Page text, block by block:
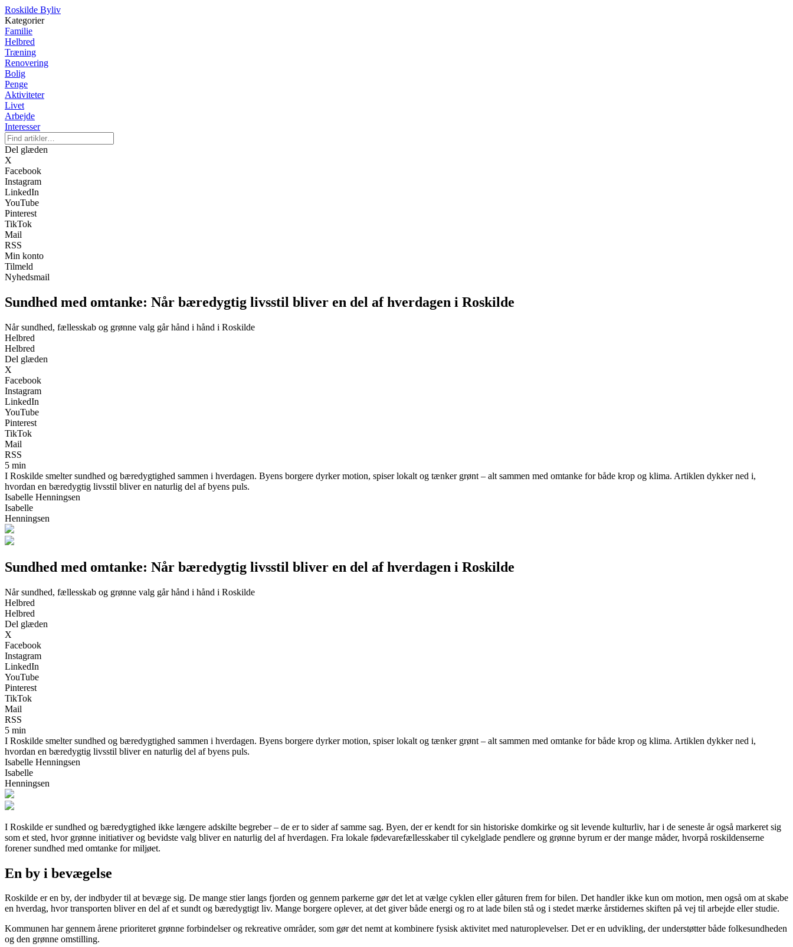
Roskilde Byliv
Kategorier
Familie
Helbred
Træning
Renovering
Bolig
Penge
Aktiviteter
Livet
Arbejde
Interesser
Del glæden
X
Facebook
Instagram
LinkedIn
YouTube
Pinterest
TikTok
Mail
RSS
Min konto
Tilmeld
Nyhedsmail
Sundhed med omtanke: Når bæredygtig livsstil bliver en del af hverdagen i Roskilde
Når sundhed, fællesskab og grønne valg går hånd i hånd i Roskilde
Helbred
Helbred
Del glæden
X
Facebook
Instagram
LinkedIn
YouTube
Pinterest
TikTok
Mail
RSS
5 min
I Roskilde smelter sundhed og bæredygtighed sammen i hverdagen. Byens borgere dyrker motion, spiser lokalt og tænker grønt – alt sammen med omtanke for både krop og klima. Artiklen dykker ned i,
hvordan en bæredygtig livsstil bliver en naturlig del af byens puls.
Isabelle Henningsen
Isabelle
Henningsen
Sundhed med omtanke: Når bæredygtig livsstil bliver en del af hverdagen i Roskilde
Når sundhed, fællesskab og grønne valg går hånd i hånd i Roskilde
Helbred
Helbred
Del glæden
X
Facebook
Instagram
LinkedIn
YouTube
Pinterest
TikTok
Mail
RSS
5 min
I Roskilde smelter sundhed og bæredygtighed sammen i hverdagen. Byens borgere dyrker motion, spiser lokalt og tænker grønt – alt sammen med omtanke for både krop og klima. Artiklen dykker ned i,
hvordan en bæredygtig livsstil bliver en naturlig del af byens puls.
Isabelle Henningsen
Isabelle
Henningsen
I Roskilde er sundhed og bæredygtighed ikke længere adskilte begreber – de er to sider af samme sag. Byen, der er kendt for sin historiske domkirke og sit levende kulturliv, har i de seneste år også markeret sig
som et sted, hvor grønne initiativer og bevidste valg bliver en naturlig del af hverdagen. Fra lokale fødevarefællesskaber til cykelglade pendlere og grønne byrum er der mange måder, hvorpå roskildenserne
forener sundhed med omtanke for miljøet.
En by i bevægelse
Roskilde er en by, der indbyder til at bevæge sig. De mange stier langs fjorden og gennem parkerne gør det let at vælge cyklen eller gåturen frem for bilen. Det handler ikke kun om motion, men også om at skabe
en hverdag, hvor transporten bliver en del af et sundt og bæredygtigt liv. Mange borgere oplever, at det giver både energi og ro at lade bilen stå og i stedet mærke årstidernes skiften på vej til arbejde eller studie.
Kommunen har gennem årene prioriteret grønne forbindelser og rekreative områder, som gør det nemt at kombinere fysisk aktivitet med naturoplevelser. Det er en udvikling, der understøtter både folkesundheden
og den grønne omstilling.